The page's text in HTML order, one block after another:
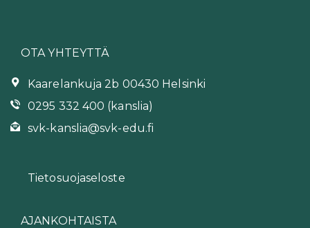
OTA YHTEYTTÄ
Kaarelankuja 2b 00430 Helsinki
0295 332 400 (kanslia)
svk-kanslia@svk-edu.fi
Tietosuojaseloste
AJANKOHTAISTA